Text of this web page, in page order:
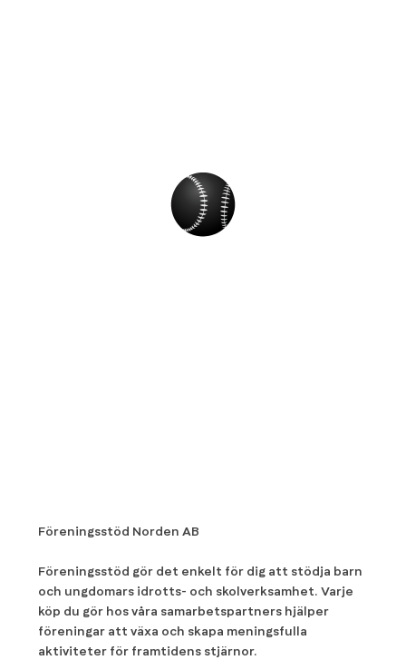
Föreningsstöd Norden AB
Föreningsstöd gör det enkelt för dig att stödja barn
och ungdomars idrotts- och skolverksamhet. Varje
köp du gör hos våra samarbetspartners hjälper
föreningar att växa och skapa meningsfulla
aktiviteter för framtidens stjärnor.